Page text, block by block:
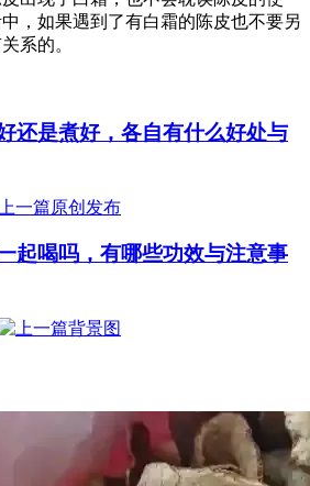
，如果遇到了有白霜的陈皮也不要另
系的。
还是煮好，各自有什么好处与
上一篇原创发布
起喝吗，有哪些功效与注意事